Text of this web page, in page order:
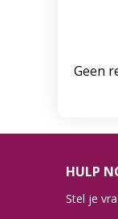
Geen
HULP
Stel je